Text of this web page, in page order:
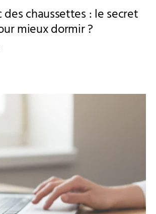
chaussettes : le secret
mieux dormir ?